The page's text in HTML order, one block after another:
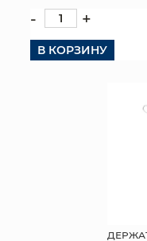
- +
В КОРЗИНУ